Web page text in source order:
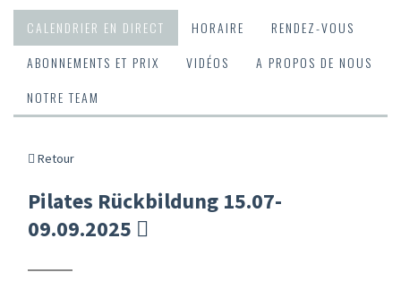
CALENDRIER EN DIRECT HORAIRE
RENDEZ-VOUS
ABONNEMENTS ET PRIX
VIDÉOS
A PROPOS DE NOUS
NOTRE TEAM
Retour
Pilates Rückbildung 15.07-
09.09.2025